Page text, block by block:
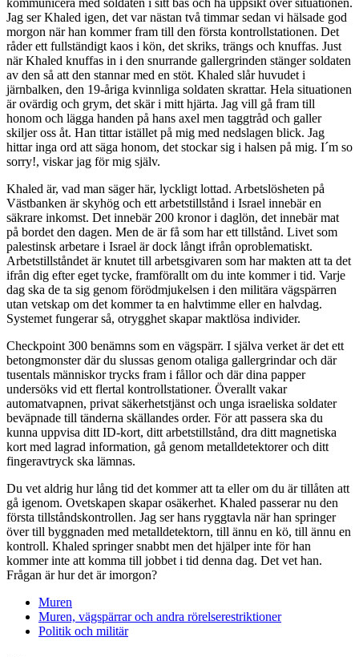
Jag ser Khaled igen, det var nästan två timmar sedan vi hälsade god
morgon när han kommer fram till den första kontrollstationen. Det
råder ett fullständigt kaos i kön, det skriks, trängs och knuffas. Just
när Khaled knuffas in i den snurrande gallergrinden stänger soldaten
av den så att den stannar med en stöt. Khaled slår huvudet i
järnbalken, den 19-åriga kvinnliga soldaten skrattar. Hela situationen
är ovärdig och grym, det skär i mitt hjärta. Jag vill gå fram till
honom och lägga handen på hans axel men taggtråd och galler
skiljer oss åt. Han tittar istället på mig med nedslagen blick. Jag
hittar inga ord att säga honom, det stockar sig i halsen på mig. I´m so
sorry!, viskar jag för mig själv.
Khaled är, vad man säger här, lyckligt lottad. Arbetslösheten på
Västbanken är skyhög och ett arbetstillstånd i Israel innebär en
säkrare inkomst. Det innebär 200 kronor i daglön, det innebär mat
på bordet den dagen. Men de är få som har ett tillstånd. Livet som
palestinsk arbetare i Israel är dock långt ifrån oproblematiskt.
Arbetstillståndet är knutet till arbetsgivaren som har makten att ta det
ifrån dig efter eget tycke, framförallt om du inte kommer i tid. Varje
dag ska de ta sig genom förödmjukelsen i den militära vägspärren
utan vetskap om det kommer ta en halvtimme eller en halvdag.
Systemet fungerar så, otrygghet skapar maktlösa individer.
Checkpoint 300 benämns som en vägspärr. I själva verket är det ett
betongmonster där du slussas genom otaliga gallergrindar och där
tusentals människor trycks fram i fållor och där dina papper
undersöks vid ett flertal kontrollstationer. Överallt vakar
automatvapnen, privat säkerhetstjänst och unga israeliska soldater
beväpnade till tänderna skällandes order. För att passera ska du
kunna uppvisa ditt ID-kort, ditt arbetstillstånd, dra ditt magnetiska
kort med lagrad information, gå genom metalldetektorer och ditt
fingeravtryck ska lämnas.
Du vet aldrig hur lång tid det kommer att ta eller om du är tillåten att
gå igenom. Ovetskapen skapar osäkerhet. Khaled passerar nu den
första tillståndskontrollen. Jag ser hans ryggtavla när han springer
över till byggnaden med metalldetektorn, till ännu en kö, till ännu en
kontroll. Khaled springer snabbt men det hjälper inte för han
kommer inte att komma till jobbet i tid denna dag. Det vet han.
Frågan är hur det är imorgon?
Muren
Muren, vägspärrar och andra rörelserestriktioner
Politik och militär